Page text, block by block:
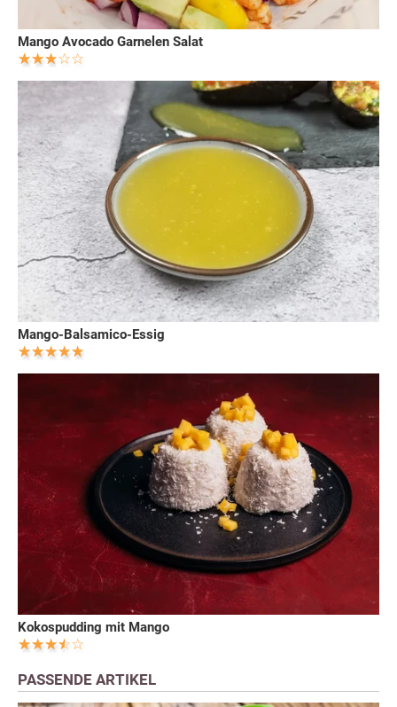
Mango Avocado Garnelen Salat
Mango-Balsamico-Essig
Kokospudding mit Mango
PASSENDE ARTIKEL